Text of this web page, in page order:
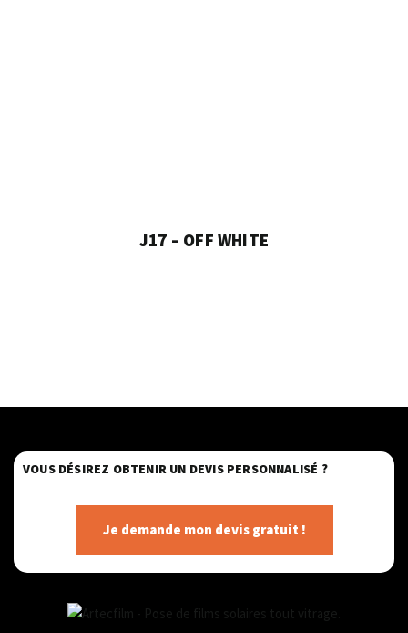
J17 – OFF WHITE
VOUS DÉSIREZ OBTENIR UN DEVIS PERSONNALISÉ ?
Je demande mon devis gratuit !